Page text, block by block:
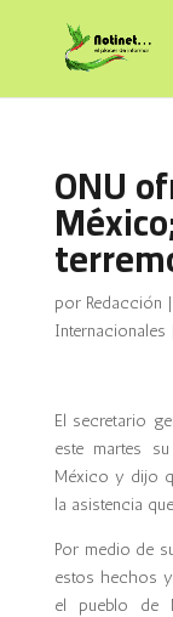
ONU
por Redacción |
Internacionales
El secretario
este martes
México y dijo
la asistencia
Por medio de
estos hechos
el pueblo de